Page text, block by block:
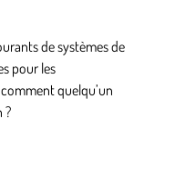
de systèmes de
pour les
quelqu’un
?